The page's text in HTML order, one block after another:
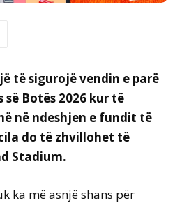
të sigurojë vendin e parë
së Botës 2026 kur të
në ndeshjen e fundit të
do të zhvillohet të
Stadium.
ka më asnjë shans për